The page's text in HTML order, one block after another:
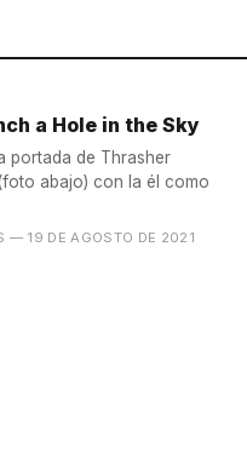
a Hole in the Sky
portada de Thrasher
abajo) con la él como
— 19 DE AGOSTO DE 2021